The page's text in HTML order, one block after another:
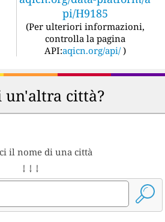
pi/H9185
(Per ulteriori informazioni,
controlla la pagina
API:aqicn.org/api/ )
un'altra città?
il nome di una città
↓ ↓ ↓